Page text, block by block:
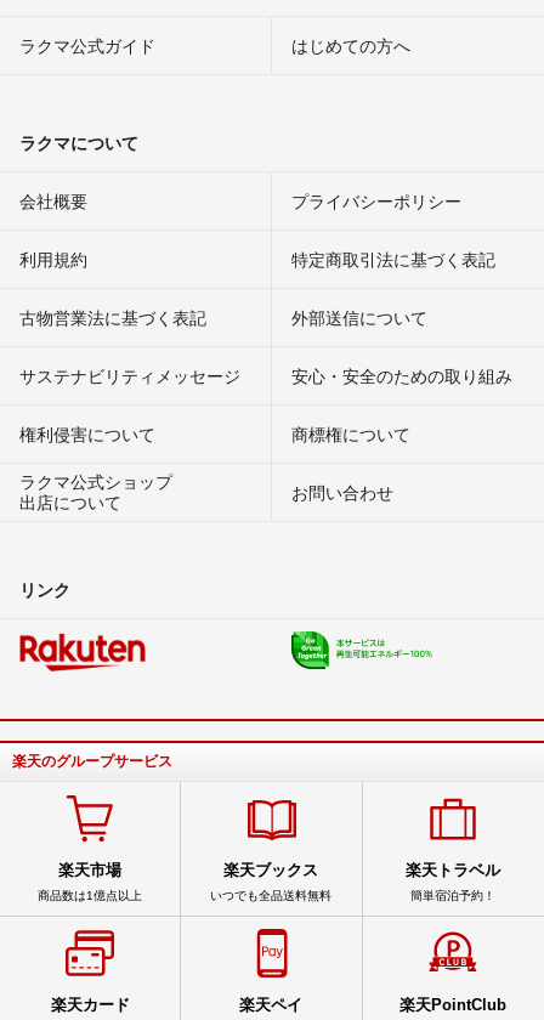
ラクマ公式ガイド はじめての方へ
ラクマについて
会社概要 プライバシーポリシー
利用規約 特定商取引法に基づく表記
古物営業法に基づく表記 外部送信について
サステナビリティメッセージ 安心・安全のための取り組み
権利侵害について
商標権について
ラクマ公式ショップ
出店について
お問い合わせ
リンク
楽天のグループサービス
楽天市場
商品数は1億点以上
楽天ブックス
いつでも全品送料無料
楽天トラベル
簡単宿泊予約！
楽天カード 楽天ペイ 楽天PointClub